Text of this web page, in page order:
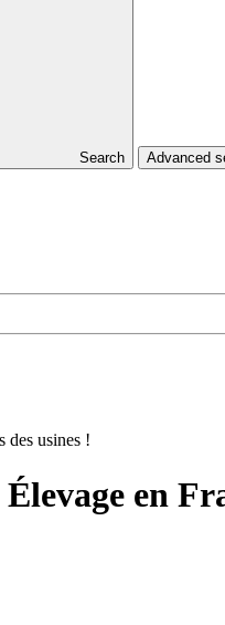
Search Advanced
Élevage en